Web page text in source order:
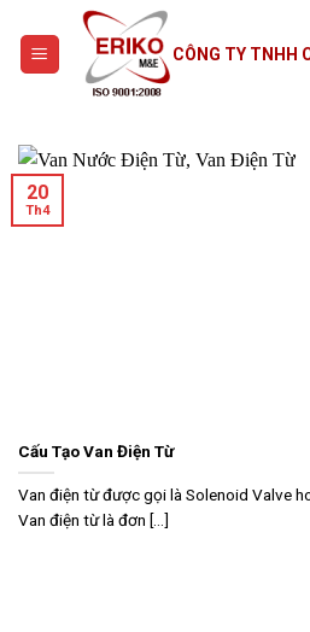
content
CÔNG TY TNHH
Cấu Tạo Van Điện Từ
Van điện từ được gọi là Solenoid Valve
Van điện từ là đơn [...]
20
Th4